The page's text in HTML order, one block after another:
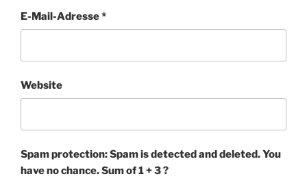
E-Mail-Adresse*
Website
Spam protection: Spam is detected and deleted. You
have no chance. Sum of 1 + 3 ?